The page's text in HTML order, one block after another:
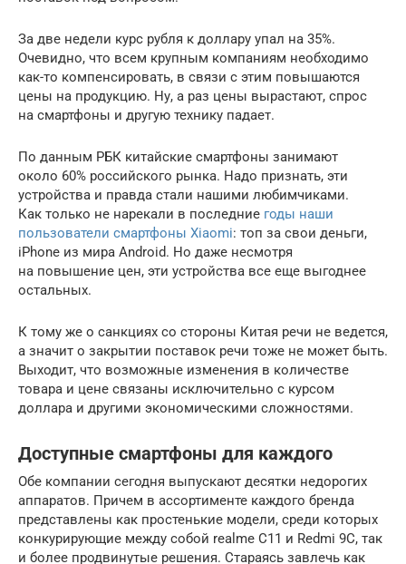
За две недели курс рубля к доллару упал на 35%.
Очевидно, что всем крупным компаниям необходимо
как-то компенсировать, в связи с этим повышаются
цены на продукцию. Ну, а раз цены вырастают, спрос
на смартфоны и другую технику падает.
По данным РБК китайские смартфоны занимают
около 60% российского рынка. Надо признать, эти
устройства и правда стали нашими любимчиками.
Как только не нарекали в последние годы наши
пользователи смартфоны Xiaomi: топ за свои деньги,
iPhone из мира Android. Но даже несмотря
на повышение цен, эти устройства все еще выгоднее
остальных.
К тому же о санкциях со стороны Китая речи не ведется,
а значит о закрытии поставок речи тоже не может быть.
Выходит, что возможные изменения в количестве
товара и цене связаны исключительно с курсом
доллара и другими экономическими сложностями.
Доступные смартфоны для каждого
Обе компании сегодня выпускают десятки недорогих
аппаратов. Причем в ассортименте каждого бренда
представлены как простенькие модели, среди которых
конкурирующие между собой realme C11 и Redmi 9C, так
и более продвинутые решения. Стараясь завлечь как